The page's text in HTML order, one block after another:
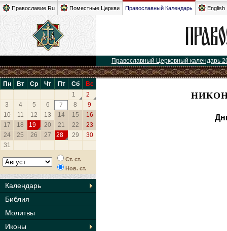
Православие.Ru Поместные Церкви Православный Календарь English
Православный Церковный календарь
Пн Вт Ср Чт Пт Сб
Вс
1
2
3
4 5 6 7 8
9
10
11 12 13 14 15
16
17
18 19 20 21 22
23
24
25 26 27 28 29
30
31
Ст. ст.
Нов. ст.
Календарь
Библия
Молитвы
Иконы